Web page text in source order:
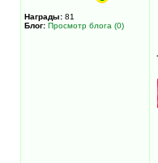
Награды: 81
Блог: Просмотр блога (0)